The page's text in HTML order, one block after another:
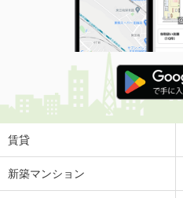
賃貸
新築マンション